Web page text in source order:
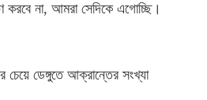
করবে না, আমরা সেদিকে এগোচ্ছি।
চেয়ে ডেঙ্গুতে আক্রান্তের সংখ্যা